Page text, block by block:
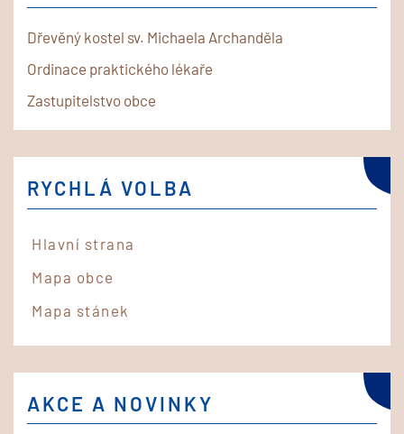
Dřevěný kostel sv. Michaela Archanděla
Ordinace praktického lékaře
Zastupitelstvo obce
RYCHLÁ VOLBA
Hlavní strana
Mapa obce
Mapa stánek
AKCE A NOVINKY